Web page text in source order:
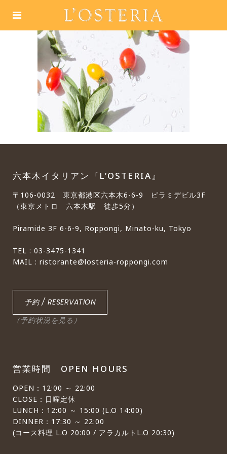
六本木イタリアン『L’OSTERIA』
〒106-0032 東京都港区六本木6-6-9 ピラミデビル3F
（東京メトロ 六本木駅 徒歩5分）
Piramide 3F 6-6-9, Roppongi, Minato-ku, Tokyo
TEL : 03-3475-1341
MAIL : ristorante@losteria-roppongi.com
予約 / RESERVATION
（予約状況を見る）
営業時間 OPEN HOURS
OPEN：12:00 ～ 22:00
CLOSE：日曜定休
LUNCH：12:00 ～ 15:00 (L.O 14:00)
DINNER：17:30 ～ 22:00
(コース料理 L.O 20:00 / アラカルトL.O 20:30)